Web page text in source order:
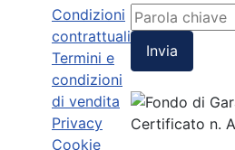
Condizioni
contrattuali
Termini e
condizioni
di vendita
Privacy
Cookie
Invia
Certificato n.